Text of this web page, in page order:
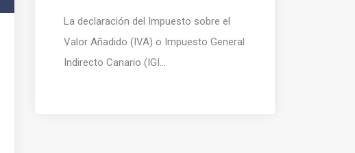
La declaración del Impuesto sobre el
Valor Añadido (IVA) o Impuesto General
Indirecto Canario (IGI...